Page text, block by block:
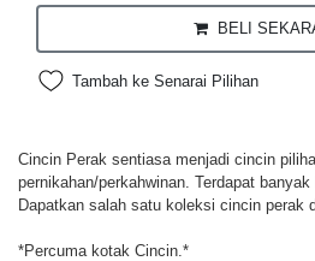
BELI
Tambah ke Senarai Pilihan
Cincin Perak sentiasa menjadi cincin
pernikahan/perkahwinan. Terdapat
Dapatkan salah satu koleksi cincin perak
*Percuma kotak Cincin.*